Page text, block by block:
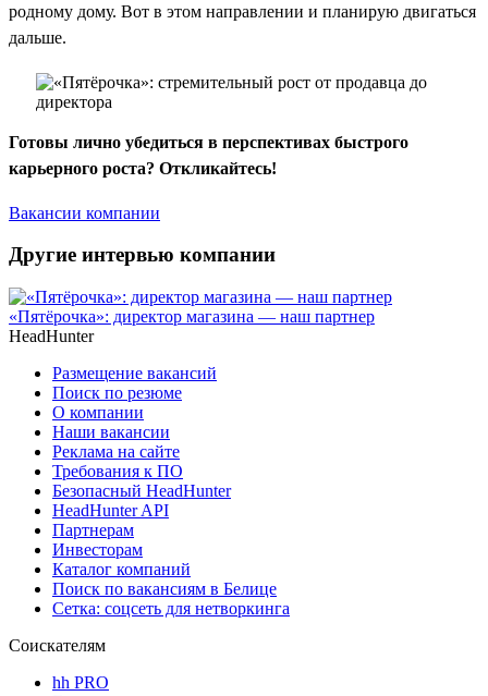
родному дому. Вот в этом направлении и планирую двигаться
дальше.
Готовы лично убедиться в перспективах быстрого
карьерного роста? Откликайтесь!
Вакансии компании
Другие интервью компании
«Пятёрочка»: директор магазина — наш партнер
HeadHunter
Размещение вакансий
Поиск по резюме
О компании
Наши вакансии
Реклама на сайте
Требования к ПО
Безопасный HeadHunter
HeadHunter API
Партнерам
Инвесторам
Каталог компаний
Поиск по вакансиям в Белице
Сетка: соцсеть для нетворкинга
Соискателям
hh PRO